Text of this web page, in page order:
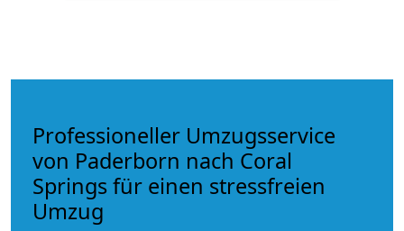
Professioneller Umzugsservice
von Paderborn nach Coral
Springs für einen stressfreien
Umzug